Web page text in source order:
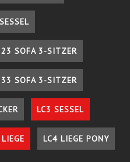
23 SOFA 3-SITZER
33 SOFA 3-SITZER
LC3 SESSEL
LC4 LIEGE PONY